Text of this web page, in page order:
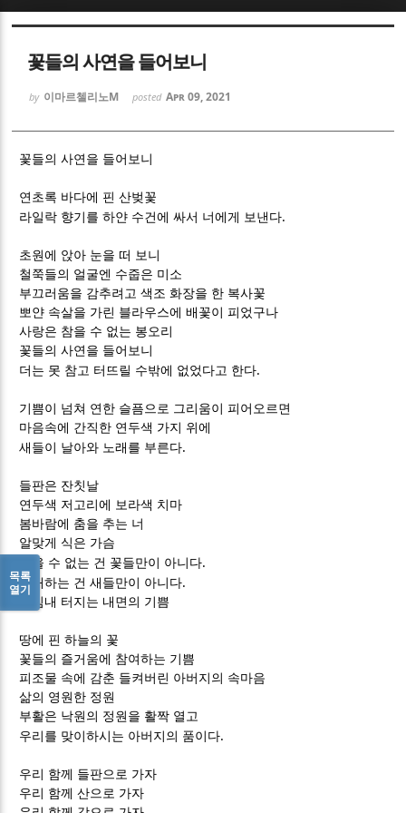
꽃들의 사연을 들어보니
by 이마르첼리노M posted Apr 09, 2021
꽃들의 사연을 들어보니
연초록 바다에 핀 산벚꽃
라일락 향기를 하얀 수건에 싸서 너에게 보낸다.
초원에 앉아 눈을 떠 보니
철쭉들의 얼굴엔 수줍은 미소
부끄러움을 감추려고 색조 화장을 한 복사꽃
뽀얀 속살을 가린 블라우스에 배꽃이 피었구나
사랑은 참을 수 없는 봉오리
꽃들의 사연을 들어보니
더는 못 참고 터뜨릴 수밖에 없었다고 한다.
기쁨이 넘쳐 연한 슬픔으로 그리움이 피어오르면
마음속에 간직한 연두색 가지 위에
새들이 날아와 노래를 부른다.
들판은 잔칫날
연두색 저고리에 보라색 치마
봄바람에 춤을 추는 너
알맞게 식은 가슴
참을 수 없는 건 꽃들만이 아니다.
노래하는 건 새들만이 아니다.
마침내 터지는 내면의 기쁨
땅에 핀 하늘의 꽃
꽃들의 즐거움에 참여하는 기쁨
피조물 속에 감춘 들켜버린 아버지의 속마음
삶의 영원한 정원
부활은 낙원의 정원을 활짝 열고
우리를 맞이하시는 아버지의 품이다.
우리 함께 들판으로 가자
우리 함께 산으로 가자
목록
열기
Sketchbook5, 스케치북5
Sketchbook5, 스케치북5
Sketchbook5, 스케치북5
Sketchbook5, 스케치북5